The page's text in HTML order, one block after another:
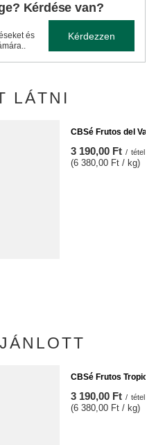
Kérdése van?
és
Kérdezzen
LÁTNI
CBSé Frutos del
3 190,00 Ft / tétel
(6 380,00 Ft / kg)
CBSé Frutos
3 190,00 Ft / tétel
(6 380,00 Ft / kg)